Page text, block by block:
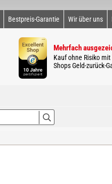
Bestpreis-Garantie Wir über uns
Mehrfach
Kauf ohne Risiko mit
Shops Geld-zurück-